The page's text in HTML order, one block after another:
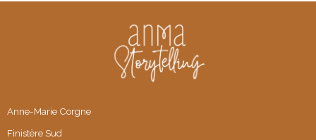
Anne-Marie Corgne
Finistère Sud